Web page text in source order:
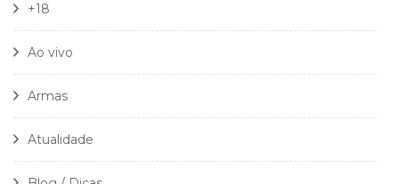
+18
Ao vivo
Armas
Atualidade